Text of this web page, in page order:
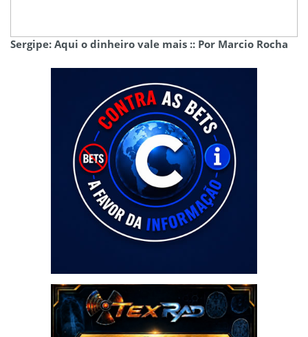
Sergipe: Aqui o dinheiro vale mais :: Por Marcio Rocha